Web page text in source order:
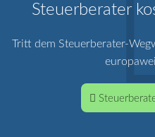
Steuerberater
Tritt dem Steuerberater-